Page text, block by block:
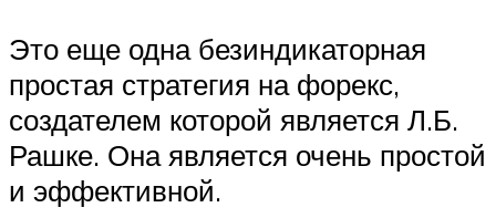
Это еще одна безиндикаторная
простая стратегия на форекс,
создателем которой является Л.Б.
Рашке. Она является очень простой
и эффективной.